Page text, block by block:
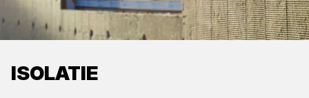
ISOLATIE